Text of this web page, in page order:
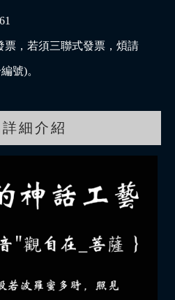
票，若須三聯式發票，煩請
號)。
細介紹